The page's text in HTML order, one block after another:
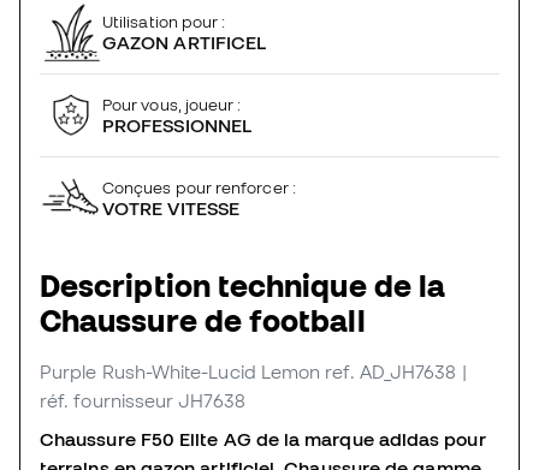
Utilisation pour :
GAZON ARTIFICEL
Pour vous, joueur :
PROFESSIONNEL
Conçues pour renforcer :
VOTRE VITESSE
Description technique de la
Chaussure de football
Purple Rush-White-Lucid Lemon ref. AD_JH7638 |
réf. fournisseur JH7638
Chaussure F50 Elite AG de la marque adidas pour